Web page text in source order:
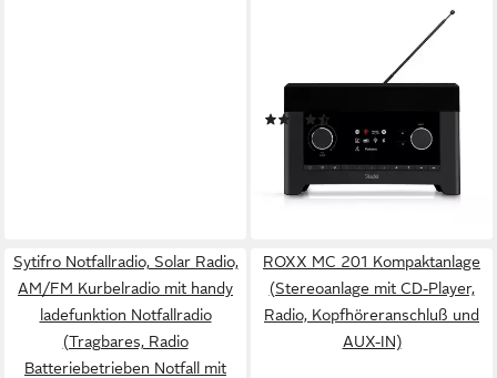
RADIO 3SIXTY Internet-
30 W
329,99 €
mtl. in 24 Raten
lieferbar - in 3-4 Werktagen bei dir
Sytifro Notfallradio, Solar Radio,
AM/FM Kurbelradio mit handy
ladefunktion Notfallradio
(Tragbares, Radio
Batteriebetrieben Notfall mit
ROXX MC 201 Kompaktanlage
(Stereoanlage mit CD-Player,
Radio, Kopfhöreranschluß und
AUX-IN)